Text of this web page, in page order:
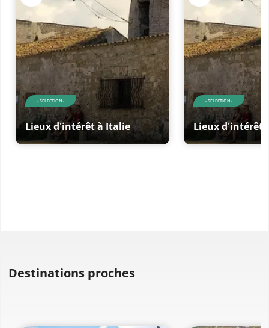
- SELECTION -
Lieux d'intérêt à Italie
- SELECTION -
Lieux d'intérêt
Destinations proches